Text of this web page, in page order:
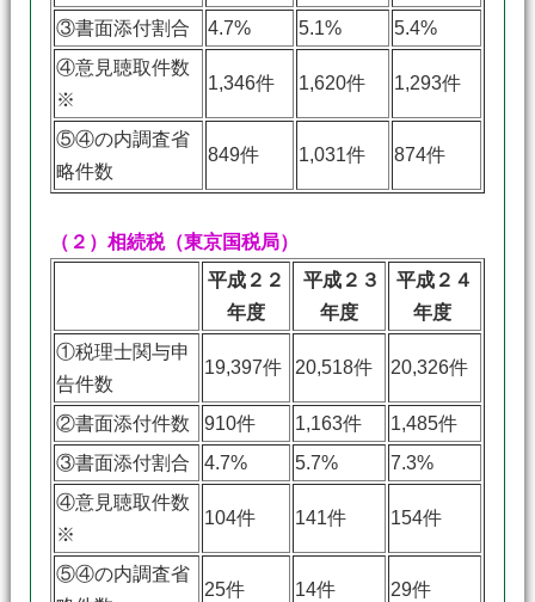
③書面添付割合
4.7% 5.1%
5.4%
④意見聴取件数
※
1,346件 1,620件 1,293件
⑤④の内調査省
略件数
849件 1,031件 874件
（２）相続税（東京国税局）
平成２２
年度
平成２３
年度
平成２４
年度
①税理士関与申
告件数
19,397件 20,518件 20,326件
②書面添付件数 910件 1,163件
1,485件
③書面添付割合
4.7% 5.7%
7.3%
④意見聴取件数
※
104件 141件 154件
⑤④の内調査省
25件 14件 29件